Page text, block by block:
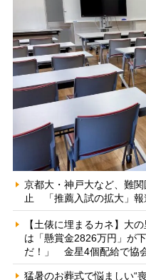
京都大・神戸大など、難
止 「推薦入試の拡大」報
【土俵に埋まるカネ】大
は「懸賞金2826万円」が
だ！」 金星4個配給で協
猛暑のお葬式で悩ましい“